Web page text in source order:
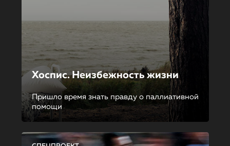
Хоспис. Неизбежность жизни
Пришло время знать правду о паллиативной
помощи